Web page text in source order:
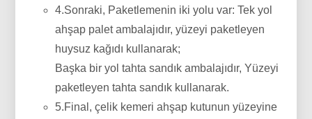
4.Sonraki, Paketlemenin iki yolu var: Tek yol
ahşap palet ambalajıdır, yüzeyi paketleyen
huysuz kağıdı kullanarak;
Başka bir yol tahta sandık ambalajıdır, Yüzeyi
paketleyen tahta sandık kullanarak.
5.Final, çelik kemeri ahşap kutunun yüzeyine